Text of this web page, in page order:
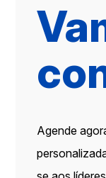
Agende